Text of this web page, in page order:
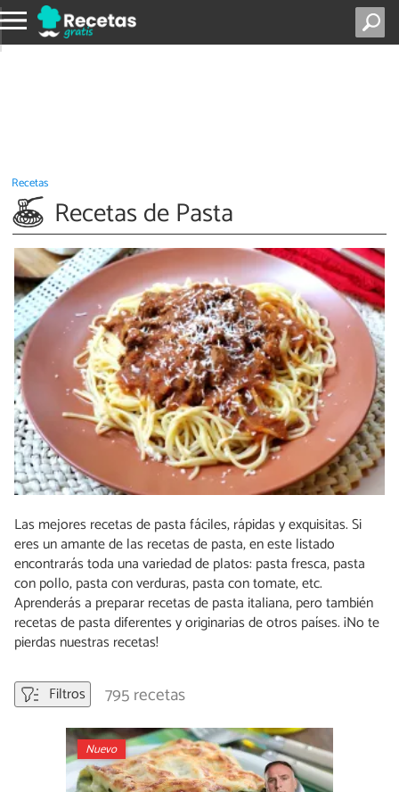
Recetas
Recetas de Pasta
Las mejores recetas de pasta fáciles, rápidas y exquisitas. Si
eres un amante de las recetas de pasta, en este listado
encontrarás toda una variedad de platos: pasta fresca, pasta
con pollo, pasta con verduras, pasta con tomate, etc.
Aprenderás a preparar recetas de pasta italiana, pero también
recetas de pasta diferentes y originarias de otros países. ¡No te
pierdas nuestras recetas!
Filtros 795 recetas
Nuevo